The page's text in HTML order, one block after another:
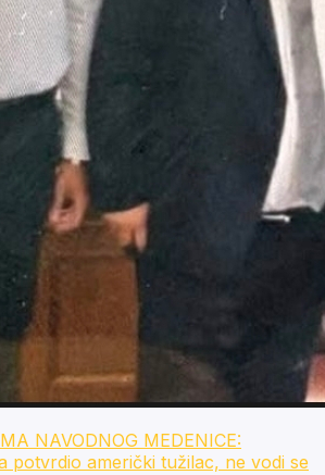
NAVODNOG MEDENICE:
potvrdio američki tužilac, ne vodi se